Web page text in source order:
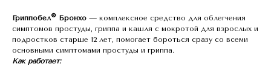
Гриппобел® Бронхо — комплексное средство для облегчения
симптомов простуды, гриппа и кашля с мокротой для взрослых и
подростков старше 12 лет, помогает бороться сразу со всеми
основными симптомами простуды и гриппа.
Как работает: